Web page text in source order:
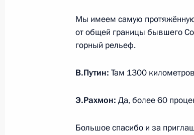
В издательстве
ответственность перед
25 декабря 2020 года, 13:00
Мы имеем самую протяжённую
от общей границы бывшего
горный рельеф.
В.Путин: Там 1300
Э.Рахмон: Да, более 60
Большое спасибо и за